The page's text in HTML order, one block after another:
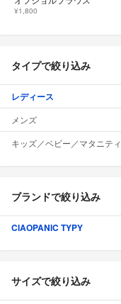
¥1,800
タイプで絞り込み
レディース
メンズ
キッズ／ベビー／マタニティ
ブランドで絞り込み
CIAOPANIC TYPY
サイズで絞り込み